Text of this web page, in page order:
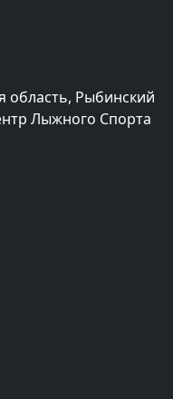
область, Рыбинский
Лыжного Спорта